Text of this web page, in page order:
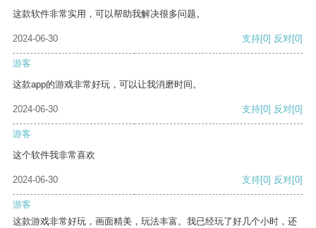
这款软件非常实用，可以帮助我解决很多问题。
2024-06-30 支持[0] 反对[0]
游客
这款app的游戏非常好玩，可以让我消磨时间。
2024-06-30 支持[0] 反对[0]
游客
这个软件我非常喜欢
2024-06-30 支持[0] 反对[0]
游客
这款游戏非常好玩，画面精美，玩法丰富。我已经玩了好几个小时，还